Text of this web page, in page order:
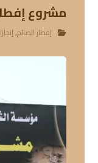
مشروع إفطار
إفطار الصائم,